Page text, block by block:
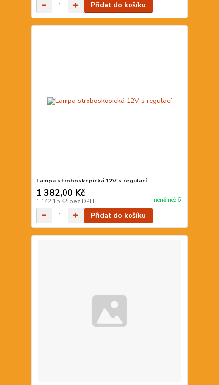
Přidat do košíku
Lampa stroboskopická 12V s regulací
1 382,00 Kč
1 142,15 Kč bez DPH méně než 6
Přidat do košíku